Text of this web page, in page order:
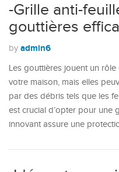
-Grille anti-
gouttières
by admin6
Les gouttières jouent un
votre maison, mais elles
par des débris tels que les
est crucial d’opter pour une
innovant assure une